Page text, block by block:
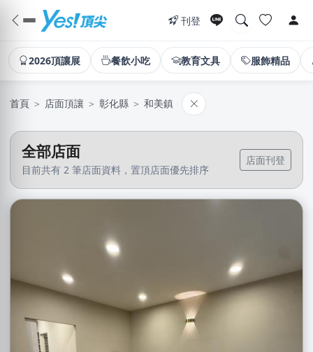
刊登
2026頂讓展 餐飲小吃 教育文具 服飾精品
首頁 ＞ 店面頂讓 ＞ 彰化縣 ＞ 和美鎮
全部店面
目前共有 2 筆店面資料，置頂店面優先排序
店面刊登